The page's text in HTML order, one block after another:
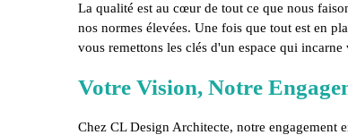
La qualité est au cœur de tout ce que nous
nos normes élevées. Une fois que tout est en
vous remettons les clés d'un espace qui
Votre Vision, Notre
Chez CL Design Architecte, notre engagement